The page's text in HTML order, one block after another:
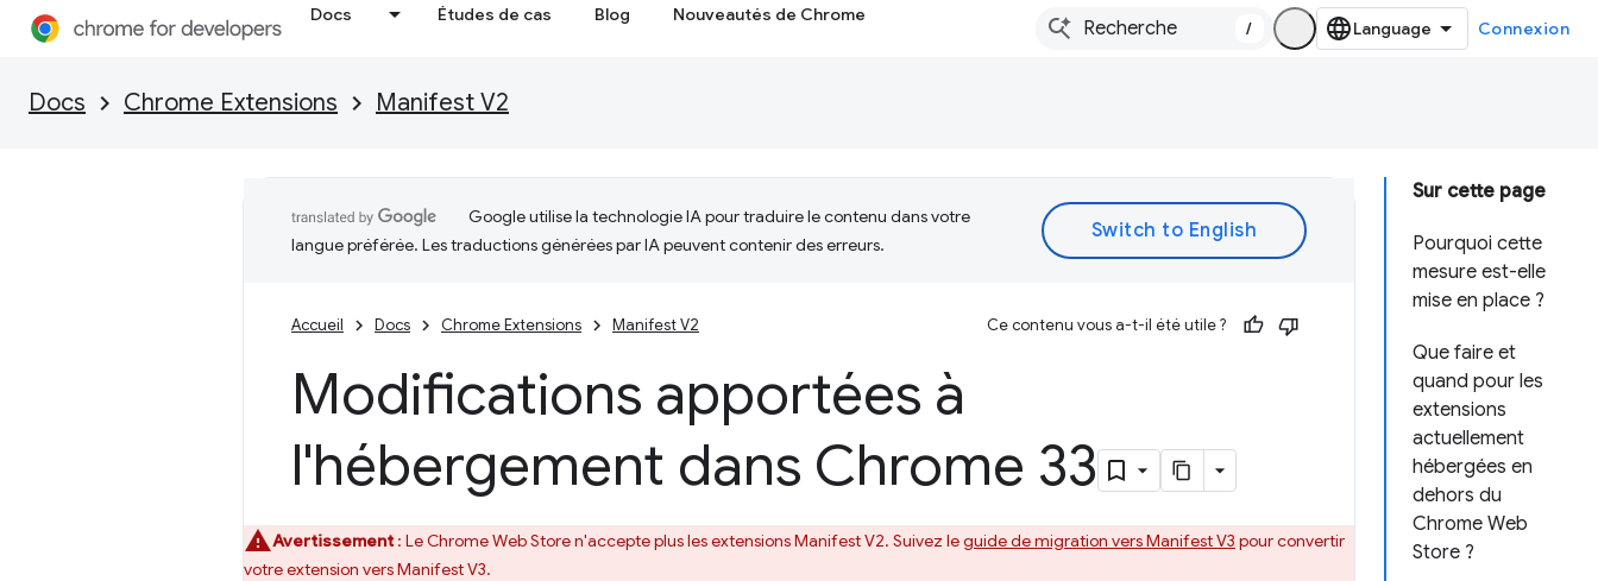
Docs Études de cas Blog Nouveautés de Chrome
/ Connexion
Docs Chrome Extensions Manifest V2
Sur cette page
Pourquoi cette
mesure est-elle
mise en place ?
Que faire et
quand pour les
extensions
actuellement
hébergées en
dehors du
Chrome Web
Store ?
Google utilise la technologie IA pour traduire le contenu dans votre
langue préférée. Les traductions générées par IA peuvent contenir des erreurs.
Accueil Docs Chrome Extensions Manifest V2 Ce contenu vous a-t-il été utile ?
Modifications apportées à
l'hébergement dans Chrome 33
Avertissement: Le Chrome Web Store n'accepte plus les extensions Manifest V2. Suivez leguide de migration vers Manifest V3 pour convertir
votre extension vers Manifest V3.